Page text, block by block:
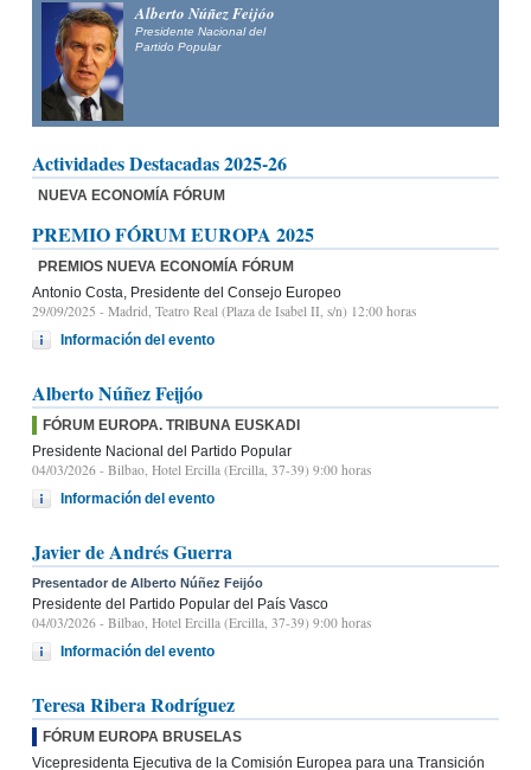
Alberto Núñez Feijóo
Presidente Nacional del
Partido Popular
Actividades Destacadas 2025-26
NUEVA ECONOMÍA FÓRUM
PREMIO FÓRUM EUROPA 2025
PREMIOS NUEVA ECONOMÍA FÓRUM
Antonio Costa, Presidente del Consejo Europeo
29/09/2025 - Madrid, Teatro Real (Plaza de Isabel II, s/n) 12:00 horas
Información del evento
Alberto Núñez Feijóo
FÓRUM EUROPA. TRIBUNA EUSKADI
Presidente Nacional del Partido Popular
04/03/2026 - Bilbao, Hotel Ercilla (Ercilla, 37-39) 9:00 horas
Información del evento
Javier de Andrés Guerra
Presentador de Alberto Núñez Feijóo
Presidente del Partido Popular del País Vasco
04/03/2026 - Bilbao, Hotel Ercilla (Ercilla, 37-39) 9:00 horas
Información del evento
Teresa Ribera Rodríguez
FÓRUM EUROPA BRUSELAS
Vicepresidenta Ejecutiva de la Comisión Europea para una Transición